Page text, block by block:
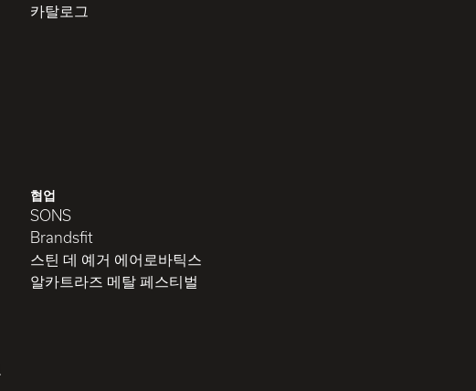
카탈로그
협업
SONS
Brandsfit
스틴 데 예거 에어로바틱스
알카트라즈 메탈 페스티벌